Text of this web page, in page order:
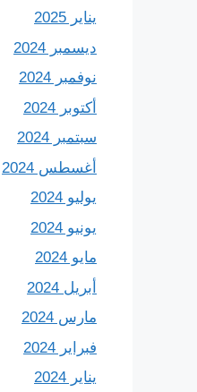
يناير 2025
ديسمبر 2024
نوفمبر 2024
أكتوبر 2024
سبتمبر 2024
أغسطس 2024
يوليو 2024
يونيو 2024
مايو 2024
أبريل 2024
مارس 2024
فبراير 2024
يناير 2024